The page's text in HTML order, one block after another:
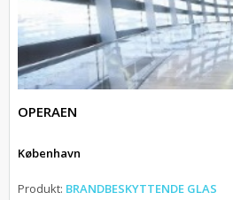
OPERAEN
København
Produkt: BRANDBESKYTTENDE GLAS